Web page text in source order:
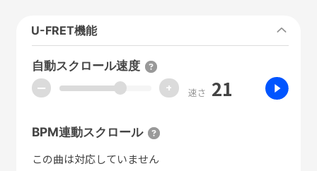
U-FRET機能
自動スクロール速度
ー + 速さ 21
BPM連動スクロール
この曲は対応していません